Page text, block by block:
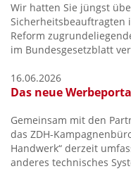
Wir hatten Sie jüngst
Sicherheitsbeauftragten
Reform
im Bundesgesetzblatt
16.06.2026
Das neue
Gemeinsam mit den
das ZDH-
Handwerk“ derzeit
anderes technisches